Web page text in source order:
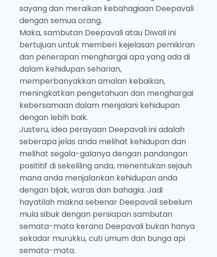
sayang dan meraikan kebahagiaan Deepavali
dengan semua orang.
Maka, sambutan Deepavali atau Diwali ini
bertujuan untuk memberi kejelasan pemikiran
dan penerapan menghargai apa yang ada di
dalam kehidupan seharian,
memperbanyakkan amalan kebaikan,
meningkatkan pengetahuan dan menghargai
kebersamaan dalam menjalani kehidupan
dengan lebih baik.
Justeru, idea perayaan Deepavali ini adalah
seberapa jelas anda melihat kehidupan dan
melihat segala-galanya dengan pandangan
posititif di sekeliling anda, menentukan sejauh
mana anda menjalankan kehidupan anda
dengan bijak, waras dan bahagia. Jadi
hayatilah makna sebenar Deepavali sebelum
mula sibuk dengan persiapan sambutan
semata-mata kerana Deepavali bukan hanya
sekadar murukku, cuti umum dan bunga api
semata-mata.